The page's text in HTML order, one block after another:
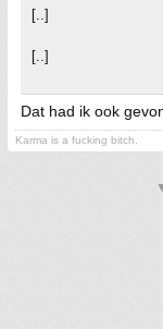
[..]
[..]
Dat had ik ook
Karma is a fucking bitch.